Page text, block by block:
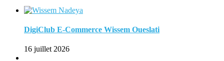
DigiClub E-Commerce Wissem Oueslati
16 juillet 2026